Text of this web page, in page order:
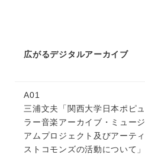
広がるデジタルアーカイブ
A01
三浦文夫「関西大学日本ポピュ
ラー音楽アーカイブ・ミュージ
アムプロジェクト及びアーティ
ストコモンズの活動について」